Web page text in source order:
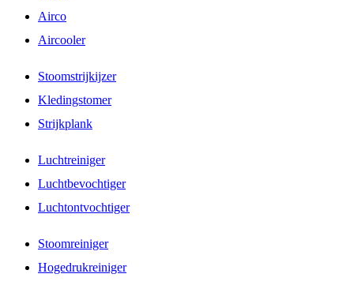
Airco
Aircooler
Stoomstrijkijzer
Kledingstomer
Strijkplank
Luchtreiniger
Luchtbevochtiger
Luchtontvochtiger
Stoomreiniger
Hogedrukreiniger